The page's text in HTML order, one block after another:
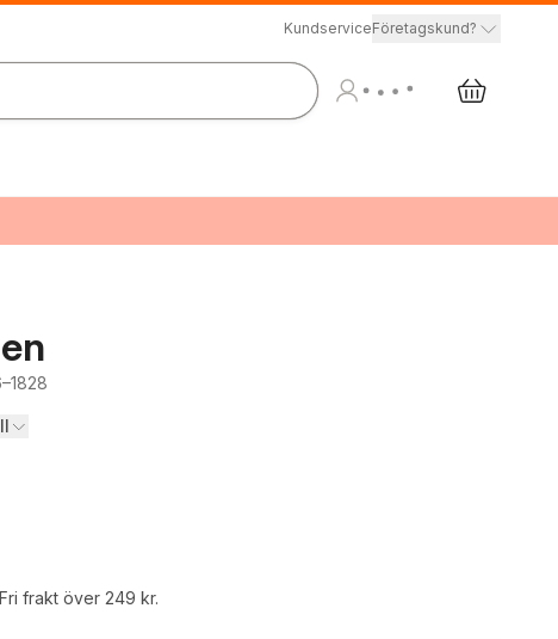
KundserviceFöretagskund?
Fri frakt över 249 kr.